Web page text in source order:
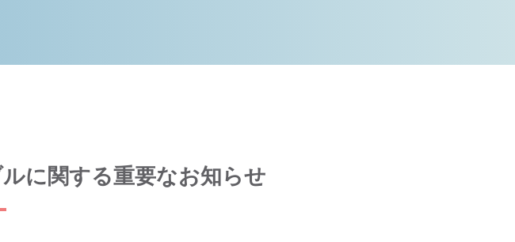
に関する重要なお知らせ